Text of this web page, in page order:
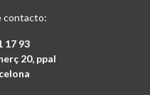
contacto:
17 93
20, ppal